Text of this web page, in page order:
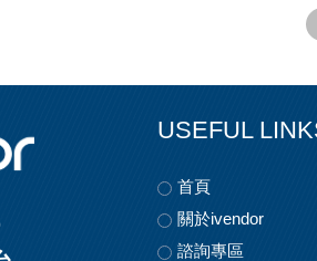
設備銷售
USEFUL
首頁
關於ivendor
諮詢專區